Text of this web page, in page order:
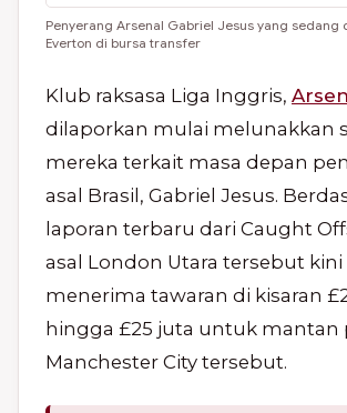
Penyerang Arsenal Gabriel Jesus yang sedang
Everton di bursa transfer
Klub raksasa Liga Inggris,
dilaporkan mulai melunakkan
mereka terkait masa depan
asal Brasil, Gabriel Jesus.
laporan terbaru dari Caught
asal London Utara tersebut kini
menerima tawaran di kisaran
hingga £25 juta untuk mantan
Manchester City tersebut.